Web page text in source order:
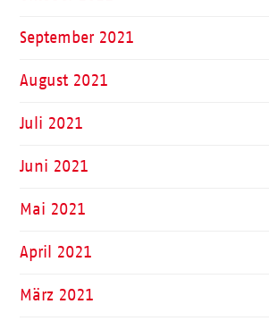
September 2021
August 2021
Juli 2021
Juni 2021
Mai 2021
April 2021
März 2021